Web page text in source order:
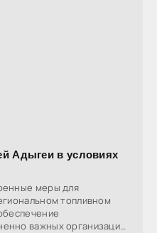
Адыгеи в условиях
меры для
топливном
важных организаций.